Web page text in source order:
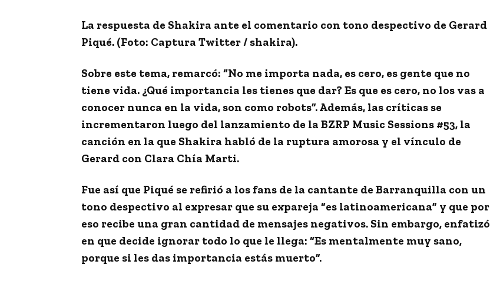
La respuesta de Shakira ante el comentario con tono despectivo de Gerard
Piqué. (Foto: Captura Twitter / shakira).
Sobre este tema, remarcó: “No me importa nada, es cero, es gente que no
tiene vida. ¿Qué importancia les tienes que dar? Es que es cero, no los vas a
conocer nunca en la vida, son como robots”. Además, las críticas se
incrementaron luego del lanzamiento de la BZRP Music Sessions #53, la
canción en la que Shakira habló de la ruptura amorosa y el vínculo de
Gerard con Clara Chía Marti.
Fue así que Piqué se refirió a los fans de la cantante de Barranquilla con un
tono despectivo al expresar que su expareja “es latinoamericana” y que por
eso recibe una gran cantidad de mensajes negativos. Sin embargo, enfatizó
en que decide ignorar todo lo que le llega: “Es mentalmente muy sano,
porque si les das importancia estás muerto”.